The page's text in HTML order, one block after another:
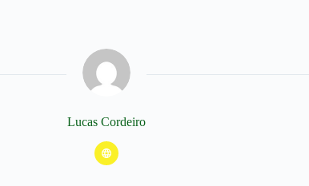
Lucas Cordeiro